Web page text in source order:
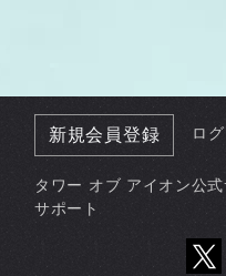
新規会員登録 ロ
タワー オブ アイオン公式
サポート